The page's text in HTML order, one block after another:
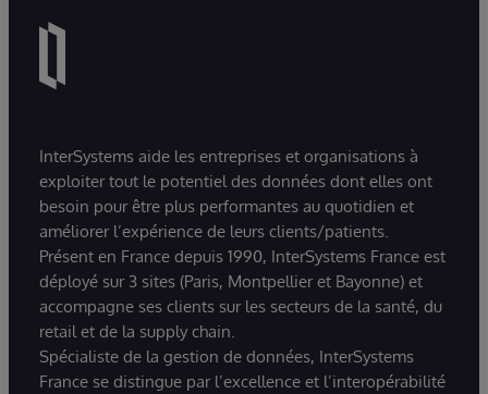
InterSystems aide les entreprises et organisations à
exploiter tout le potentiel des données dont elles ont
besoin pour être plus performantes au quotidien et
améliorer l’expérience de leurs clients/patients.
Présent en France depuis 1990, InterSystems France est
déployé sur 3 sites (Paris, Montpellier et Bayonne) et
accompagne ses clients sur les secteurs de la santé, du
retail et de la supply chain.
Spécialiste de la gestion de données, InterSystems
France se distingue par l’excellence et l’interopérabilité